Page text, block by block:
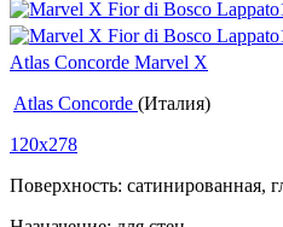
Atlas Concorde Marvel X
Atlas Concorde (Италия)
120x278
Поверхность: сатинированная,